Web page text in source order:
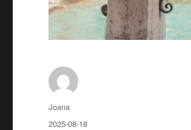
Autor
Joana
Opublikowano
2025-08-18